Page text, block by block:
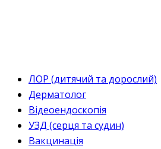
ЛОР (дитячий та дорослий)
Дерматолог
Відеоендоскопія
УЗД (серця та судин)
Вакцинація